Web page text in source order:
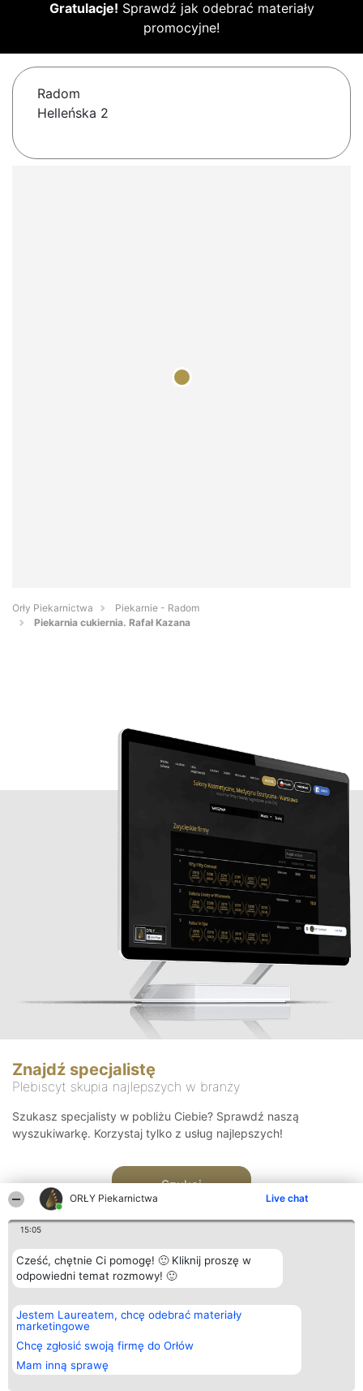
ORŁY Piekarnictwa Live chat
15:05
Cześć, chętnie Ci pomogę! 🙂 Kliknij proszę w
odpowiedni temat rozmowy! 🙂
Jestem Laureatem, chcę odebrać materiały
marketingowe
Chcę zgłosić swoją firmę do Orłów
Mam inną sprawę
Gratulacje! Sprawdź jak odebrać materiały
promocyjne!
Radom
Helleńska 2
Orły Piekarnictwa
Piekarnie - Radom
Piekarnia cukiernia. Rafał Kazana
Znajdź specjalistę
Plebiscyt skupia najlepszych w branży
Szukasz specjalisty w pobliżu Ciebie? Sprawdź naszą
wyszukiwarkę. Korzystaj tylko z usług najlepszych!
Szukaj
Organizator plebiscytu
Bright Side Solutions sp. z o.
o. sp. k.
ul. Ruska 22
Wrocław 50-079
KRS 0000749100 | Regon
381313360 | NIP 8943132676
Plebiscyt
Laureaci
wszystkich
Laureatów
Regulamin
Kontakt
Kontakt